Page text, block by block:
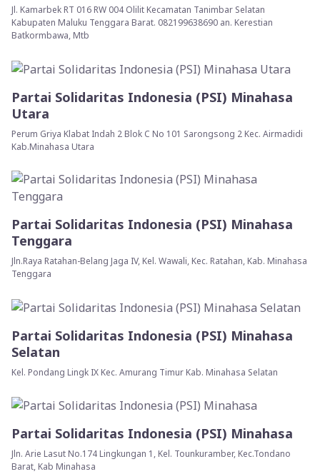
Jl. Kamarbek RT 016 RW 004 Olilit Kecamatan Tanimbar Selatan
Kabupaten Maluku Tenggara Barat. 082199638690 an. Kerestian
Batkormbawa, Mtb
Partai Solidaritas Indonesia (PSI) Minahasa
Utara
Perum Griya Klabat Indah 2 Blok C No 101 Sarongsong 2 Kec. Airmadidi
Kab.Minahasa Utara
Partai Solidaritas Indonesia (PSI) Minahasa
Tenggara
Jln.Raya Ratahan-Belang Jaga IV, Kel. Wawali, Kec. Ratahan, Kab. Minahasa
Tenggara
Partai Solidaritas Indonesia (PSI) Minahasa
Selatan
Kel. Pondang Lingk IX Kec. Amurang Timur Kab. Minahasa Selatan
Partai Solidaritas Indonesia (PSI) Minahasa
Jln. Arie Lasut No.174 Lingkungan 1, Kel. Tounkuramber, Kec.Tondano
Barat, Kab Minahasa